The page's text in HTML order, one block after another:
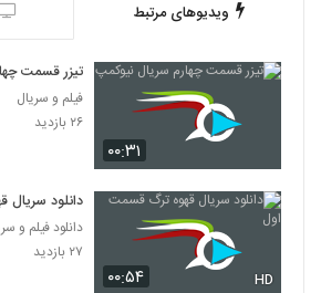
ویدیوهای مرتبط
۰۰:۳۱
تیزر قسمت
فیلم و سریال
۲۶ بازدید
۰۰:۵۴ HD
دانلود
دانلود فیلم و
۲۷ بازدید